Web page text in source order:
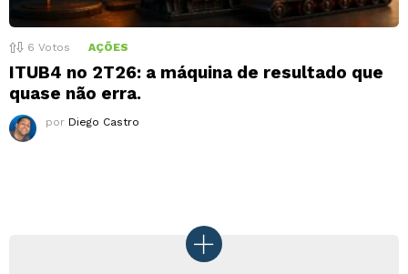
6 Votos AÇÕES
ITUB4 no 2T26: a máquina de resultado que
quase não erra.
por Diego Castro